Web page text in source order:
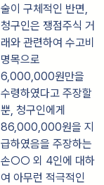
술이 구체적인 반면,
청구인은 쟁점주식 거
래와 관련하여 수고비
명목으로
6,000,000원만을
수령하였다고 주장할
뿐, 청구인에게
86,000,000원을 지
급하였음을 주장하는
손○○ 외 4인에 대하
여 아무런 적극적인